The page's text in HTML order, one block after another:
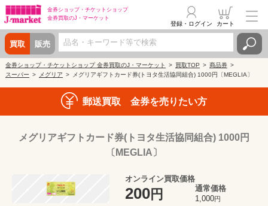
金券ショップ・ チケットショップ
金券買取のJ・マーケット
買取 販売
登録・ログイン カート
金券ショップ・チケットショップ 金券買取のJ・マーケット 買取TOP
商品券
スーパー
メグリア メグリアギフトカード券(トヨタ生活協同組合) 1000円〔MEGLIA〕
郵送買取 金券を売りたい方
メグリアギフトカード券(トヨタ生活協同組合) 1000円
〔MEGLIA〕
オンライン買取価格
200円
通常価格
1,000円